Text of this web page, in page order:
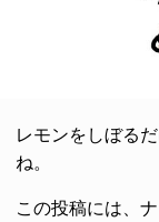
レモンをしぼる
ね。
この投稿には、